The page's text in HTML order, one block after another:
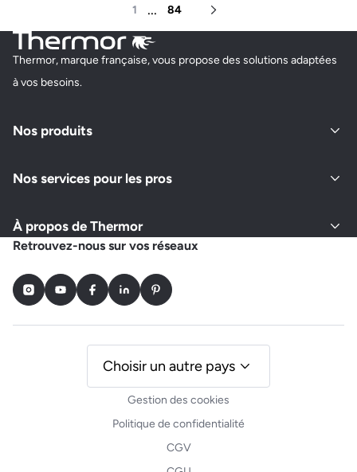
1 ... 84
Page suivante
Thermor, marque française, vous propose des solutions adaptées
à vos besoins.
Nos produits
Nos services pour les pros
À propos de Thermor
Retrouvez-nous sur vos réseaux
InstagramYoutubeFacebookLinkedInPinterest
Gestion des cookies
Politique de confidentialité
CGV
Choisir un autre pays